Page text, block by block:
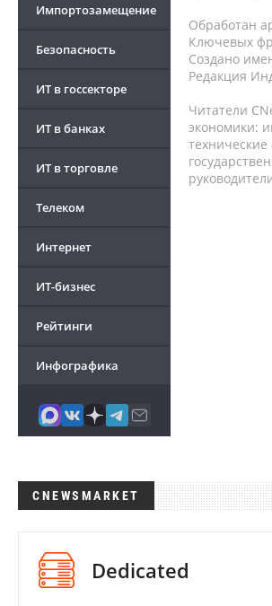
Импортозамещение
Безопасность
ИТ в госсекторе
ИТ в банках
ИТ в торговле
Телеком
Интернет
ИТ-бизнес
Рейтинги
Инфографика
Обработан
Ключевых
Создано
Редакция
Читатели
экономики:
CNEWSMARKET
Dedicated